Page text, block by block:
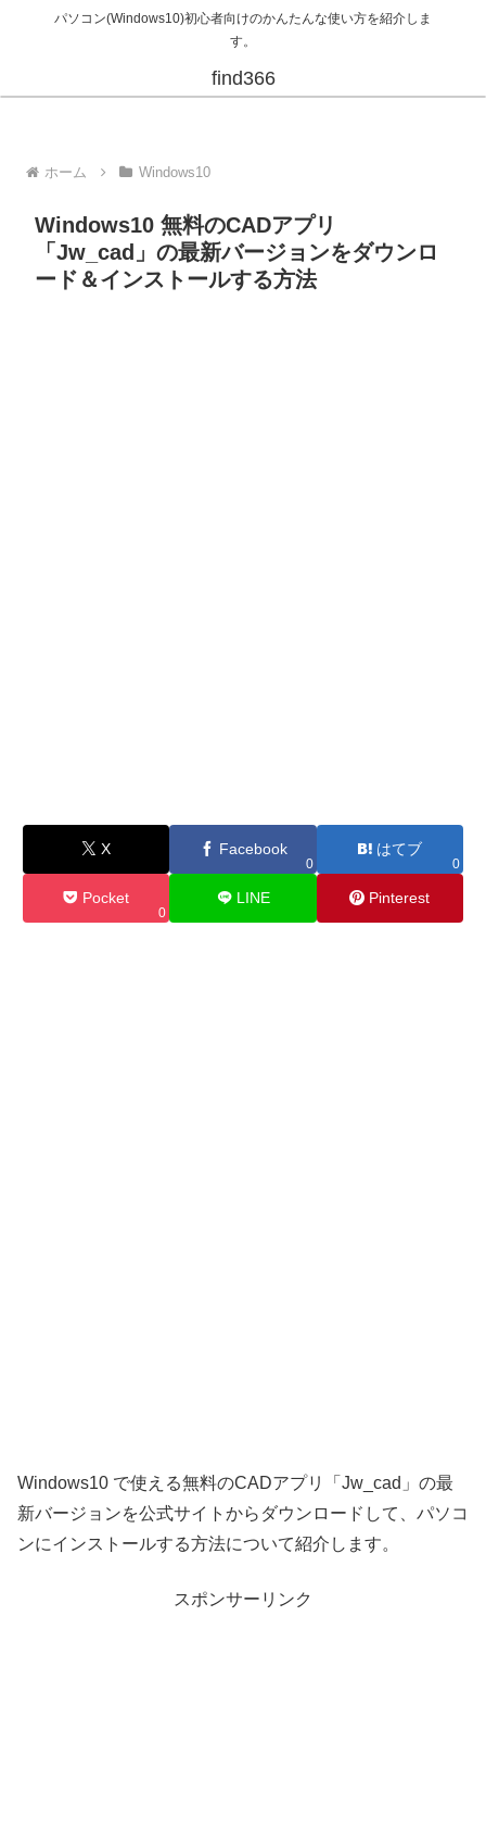
パソコン(Windows10)初心者向けのかんたんな使い方を紹介しま
す。
find366
ホーム Windows10
Windows10 無料のCADアプリ
「Jw_cad」の最新バージョンをダウンロ
ード＆インストールする方法
X Facebook
0
はてブ
0
Pocket
0
LINE Pinterest
Windows10 で使える無料のCADアプリ「Jw_cad」の最
新バージョンを公式サイトからダウンロードして、パソコ
ンにインストールする方法について紹介します。
スポンサーリンク